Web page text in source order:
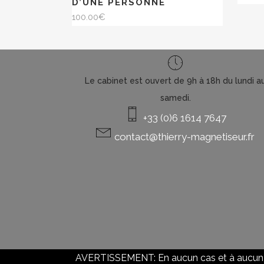
D’UNE PERSONNE
100.00€
Le cabinet est ouvert de 9h à 18h du lundi
samedi.
+33 (0)6 1614 7647
contact@thierry-magnetiseur.fr
AVERTISSEMENT: En aucun cas et à